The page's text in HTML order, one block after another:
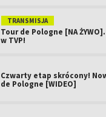
TRANSMISJA
Tour de Pologne [NA
w TVP!
Czwarty etap skrócony!
de Pologne [WIDEO]